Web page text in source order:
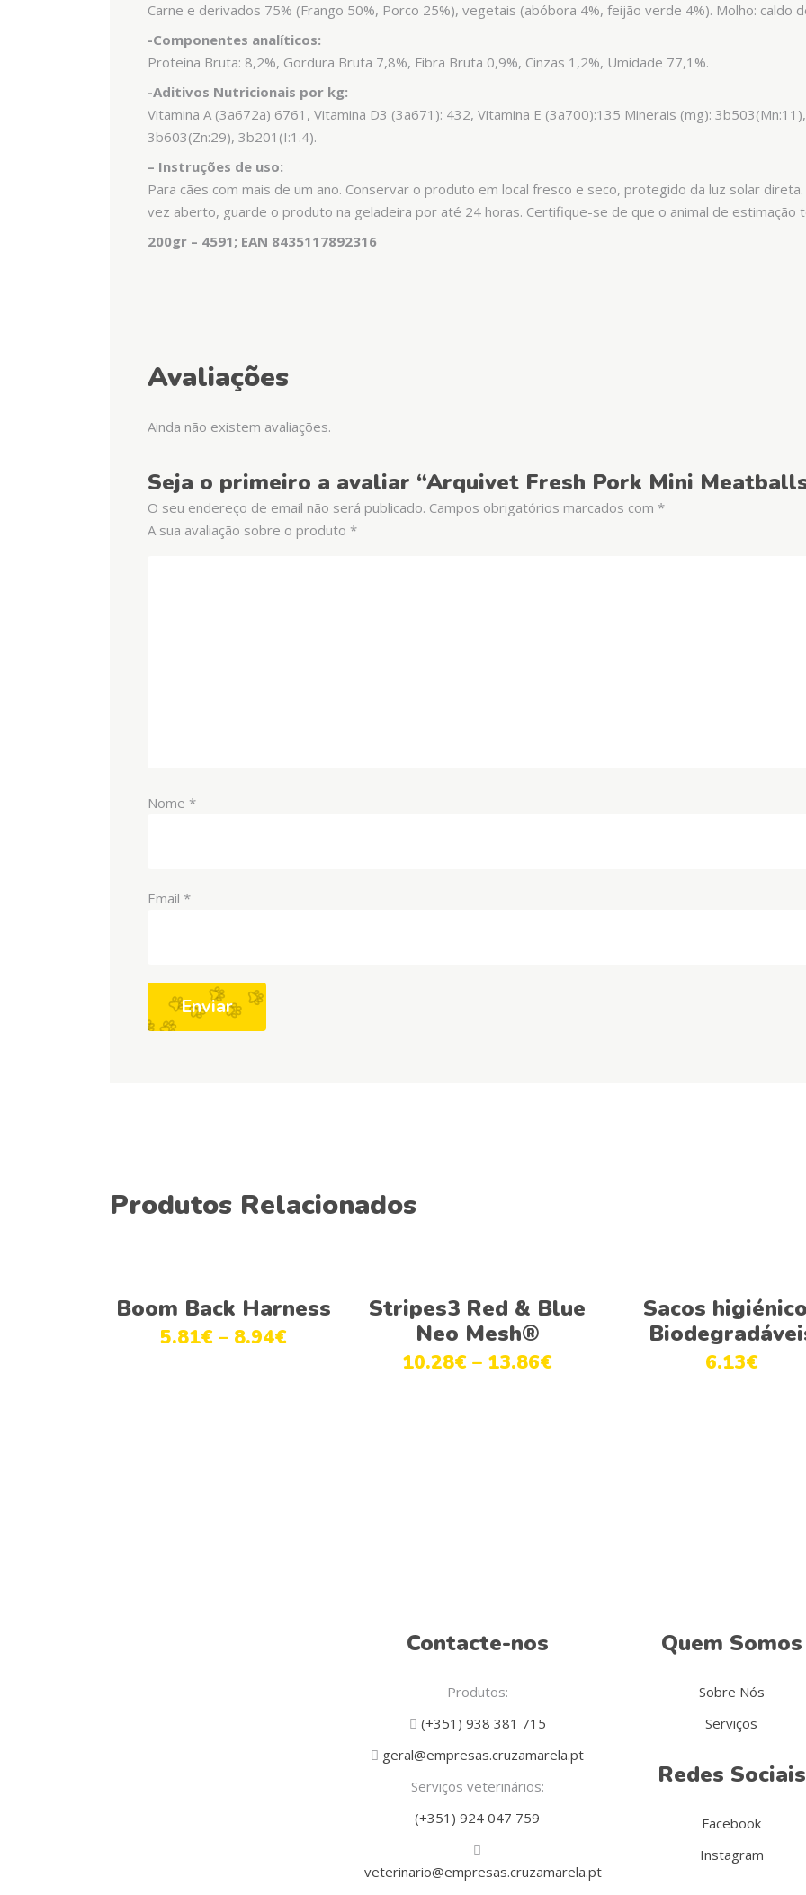
Carne e derivados 75% (Frango 50%, Porco 25%), vegetais (abóbora 4%, feijão verde 4%). Molho: caldo
-Componentes analíticos:
Proteína Bruta: 8,2%, Gordura Bruta 7,8%, Fibra Bruta 0,9%, Cinzas 1,2%, Umidade 77,1%.
-Aditivos Nutricionais por kg:
Vitamina A (3a672a) 6761, Vitamina D3 (3a671): 432, Vitamina E (3a700):135 Minerais (mg):
3b603(Zn:29), 3b201(I:1.4).
– Instruções de uso:
Para cães com mais de um ano. Conservar o produto em local fresco e seco, protegido da luz solar
vez aberto, guarde o produto na geladeira por até 24 horas. Certifique-se de que o animal de estimação
200gr – 4591; EAN 8435117892316
Avaliações
Ainda não existem avaliações.
Seja o primeiro a avaliar “Arquivet Fresh Pork Mini
O seu endereço de email não será publicado. Campos obrigatórios marcados com *
A sua avaliação sobre o produto *
Nome *
Email *
Produtos Relacionados
Ver opções
Boom Back Harness
5.81€ – 8.94€
Ver opções
Stripes3 Red & Blue
Neo Mesh®
10.28€ – 13.86€
Adicionar
Sacos
6.13€
Contacte-nos
Produtos:
(+351) 938 381 715
geral@empresas.cruzamarela.pt
Serviços veterinários:
(+351) 924 047 759
veterinario@empresas.cruzamarela.pt
Quem Somos
Sobre Nós
Serviços
Redes Sociais
Facebook
Instagram